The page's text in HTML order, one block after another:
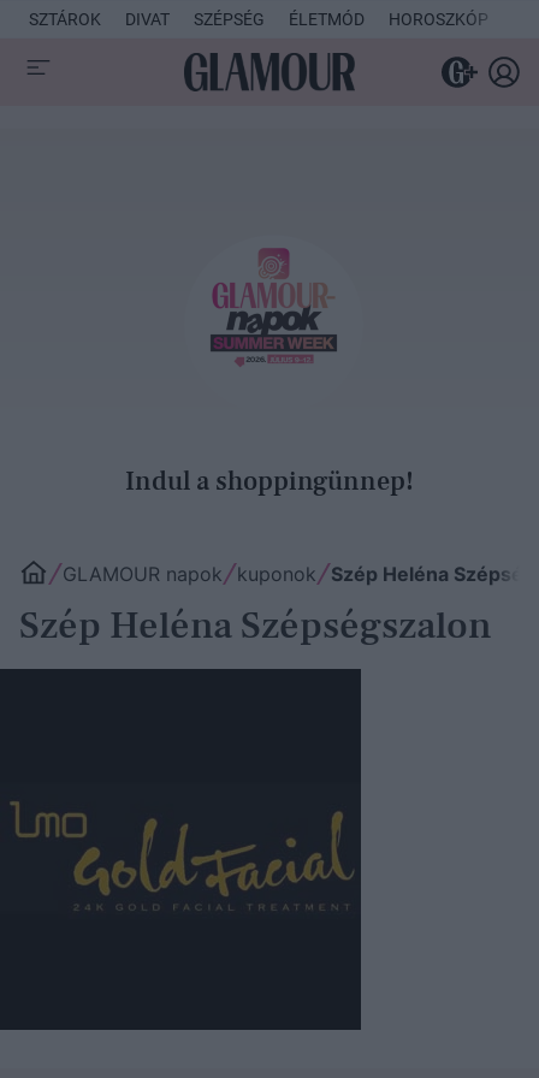
SZTÁROK DIVAT SZÉPSÉG ÉLETMÓD HOROSZKÓP
Indul a shoppingünnep!
GLAMOUR napok kuponok Szép Heléna
Szép Heléna Szépségszalon